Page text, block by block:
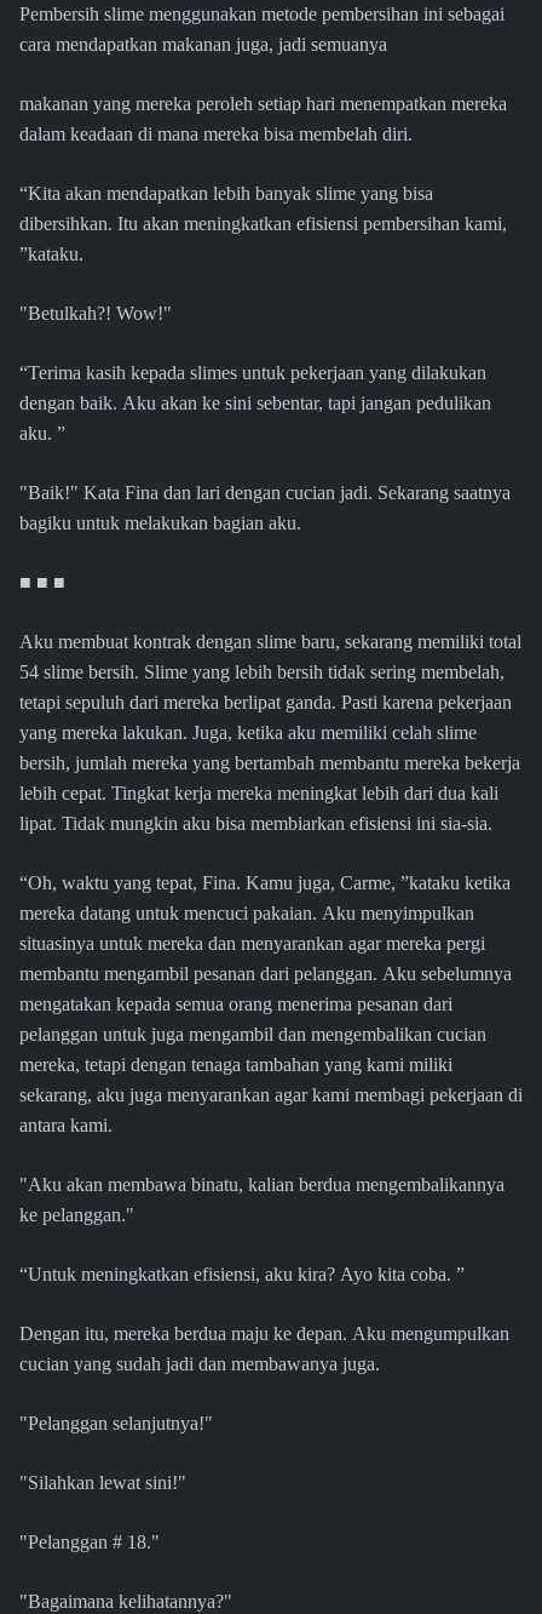
Pembersih slime menggunakan metode pembersihan ini sebagai
cara mendapatkan makanan juga, jadi semuanya
makanan yang mereka peroleh setiap hari menempatkan mereka
dalam keadaan di mana mereka bisa membelah diri.
“Kita akan mendapatkan lebih banyak slime yang bisa
dibersihkan. Itu akan meningkatkan efisiensi pembersihan kami,
”kataku.
"Betulkah?! Wow!"
“Terima kasih kepada slimes untuk pekerjaan yang dilakukan
dengan baik. Aku akan ke sini sebentar, tapi jangan pedulikan
aku. ”
"Baik!" Kata Fina dan lari dengan cucian jadi. Sekarang saatnya
bagiku untuk melakukan bagian aku.
■ ■ ■
Aku membuat kontrak dengan slime baru, sekarang memiliki total
54 slime bersih. Slime yang lebih bersih tidak sering membelah,
tetapi sepuluh dari mereka berlipat ganda. Pasti karena pekerjaan
yang mereka lakukan. Juga, ketika aku memiliki celah slime
bersih, jumlah mereka yang bertambah membantu mereka bekerja
lebih cepat. Tingkat kerja mereka meningkat lebih dari dua kali
lipat. Tidak mungkin aku bisa membiarkan efisiensi ini sia-sia.
“Oh, waktu yang tepat, Fina. Kamu juga, Carme, ”kataku ketika
mereka datang untuk mencuci pakaian. Aku menyimpulkan
situasinya untuk mereka dan menyarankan agar mereka pergi
membantu mengambil pesanan dari pelanggan. Aku sebelumnya
mengatakan kepada semua orang menerima pesanan dari
pelanggan untuk juga mengambil dan mengembalikan cucian
mereka, tetapi dengan tenaga tambahan yang kami miliki
sekarang, aku juga menyarankan agar kami membagi pekerjaan di
antara kami.
"Aku akan membawa binatu, kalian berdua mengembalikannya
ke pelanggan."
“Untuk meningkatkan efisiensi, aku kira? Ayo kita coba. ”
Dengan itu, mereka berdua maju ke depan. Aku mengumpulkan
cucian yang sudah jadi dan membawanya juga.
"Pelanggan selanjutnya!"
"Silahkan lewat sini!"
"Pelanggan # 18."
"Bagaimana kelihatannya?"